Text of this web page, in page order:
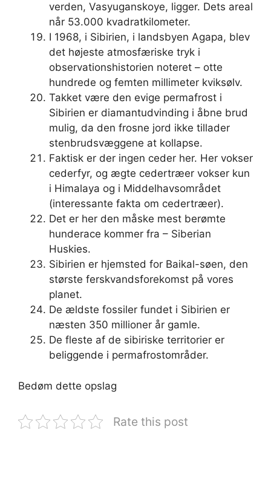
verden, Vasyuganskoye, ligger. Dets areal
når 53.000 kvadratkilometer.
I 1968, i Sibirien, i landsbyen Agapa, blev
det højeste atmosfæriske tryk i
observationshistorien noteret – otte
hundrede og femten millimeter kviksølv.
Takket være den evige permafrost i
Sibirien er diamantudvinding i åbne brud
mulig, da den frosne jord ikke tillader
stenbrudsvæggene at kollapse.
Faktisk er der ingen ceder her. Her vokser
cederfyr, og ægte cedertræer vokser kun
i Himalaya og i Middelhavsområdet
(interessante fakta om cedertræer).
Det er her den måske mest berømte
hunderace kommer fra – Siberian
Huskies.
Sibirien er hjemsted for Baikal-søen, den
største ferskvandsforekomst på vores
planet.
De ældste fossiler fundet i Sibirien er
næsten 350 millioner år gamle.
De fleste af de sibiriske territorier er
beliggende i permafrostområder.
Bedøm dette opslag
Rate this post